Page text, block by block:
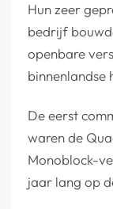
Hun zeer
bedrijf
openbare
binnenlandse
De eerst
waren de
Monoblock-
jaar lang op